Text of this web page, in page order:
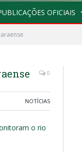
OFICIAIS
0
NOTÍCIAS
o rio